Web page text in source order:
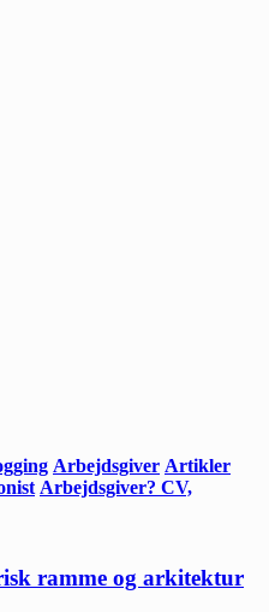
Arbejdsgiver Artikler
Arbejdsgiver? CV,
ramme og arkitektur